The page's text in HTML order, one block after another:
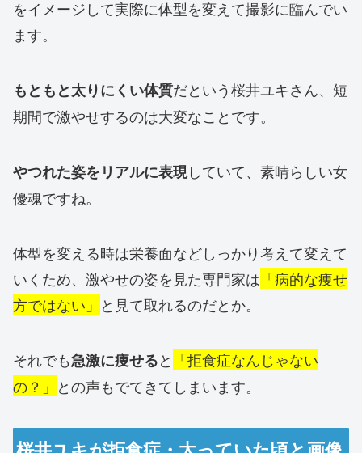
をイメージして実際に体型を変えて撮影に臨んでい
ます。
もともと太りにくい体質だという桜井ユキさん、短
期間で激やせするのは大変なことです。
やつれた姿をリアルに表現していて、素晴らしい女
優魂ですね。
体型を変える時は栄養面などしっかり考えて変えて
いくため、激やせの姿を見た専門家は 「病的な痩せ
方ではない」 と見て取れるのだとか。
それでも急激に痩せると 「拒食症なんじゃない
の？」 との声もでてきてしまいます。